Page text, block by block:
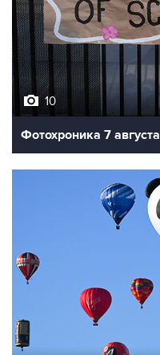
10
Фотохроника 7 августа